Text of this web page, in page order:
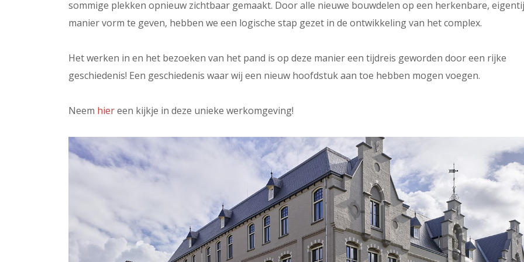
sommige plekken opnieuw zichtbaar gemaakt. Door alle nieuwe bouwdelen op een herkenbare,
manier vorm te geven, hebben we een logische stap gezet in de ontwikkeling van het complex.
Het werken in en het bezoeken van het pand is op deze manier een tijdreis geworden door een rijke
geschiedenis! Een geschiedenis waar wij een nieuw hoofdstuk aan toe hebben mogen voegen.
Neem hiereen kijkje in deze unieke werkomgeving!